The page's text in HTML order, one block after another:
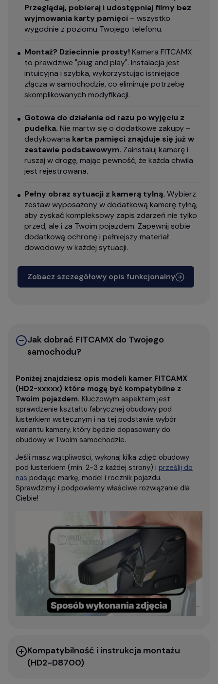
Przeglądaj, pobieraj i udostępniaj filmy bez
wyjmowania karty pamięci – wszystko
wygodnie z poziomu Twojego telefonu.
Montaż? Dziecinnie prosty! Kamera FITCAMX
to prawdziwe "plug and play". Instalacja jest
intuicyjna i szybka, wykorzystując istniejące
złącza w samochodzie, co eliminuje potrzebę
skomplikowanych modyfikacji.
Gotowa do działania od razu po wyjęciu z
pudełka. Nie martw się o dodatkowe zakupy –
dedykowana karta pamięci znajduje się już w
zestawie podstawowym. Zainstaluj kamerę i
ruszaj w drogę, mając pewność, że każda chwila
jest rejestrowana.
Pełny obraz sytuacji z kamerą tylną. Wybierz
zestaw wyposażony w dodatkową kamerę tylną,
aby zyskać kompleksowy zapis zdarzeń nie tylko
przed, ale i za Twoim pojazdem. Zapewnij sobie
dodatkową ochronę i pełniejszy materiał
dowodowy w każdej sytuacji.
Zobacz szczegółowy opis funkcjonalny
Jak dobrać FITCAMX do Twojego
samochodu?
Poniżej znajdziesz opis modeli kamer FITCAMX
(HD2-xxxxx) które mogą być kompatybilne z
Twoim pojazdem. Kluczowym aspektem jest
sprawdzenie kształtu fabrycznej obudowy pod
lusterkiem wstecznym i na tej podstawie wybór
wariantu kamery, który będzie dopasowany do
obudowy w Twoim samochodzie.
Jeśli masz wątpliwości, wykonaj kilka zdjęć obudowy
pod lusterkiem (min. 2-3 z każdej strony) i prześlij do
nas podając markę, model i rocznik pojazdu.
Sprawdzimy i podpowiemy właściwe rozwiązanie dla
Ciebie!
Kompatybilność i instrukcja montażu
(HD2-D8700)